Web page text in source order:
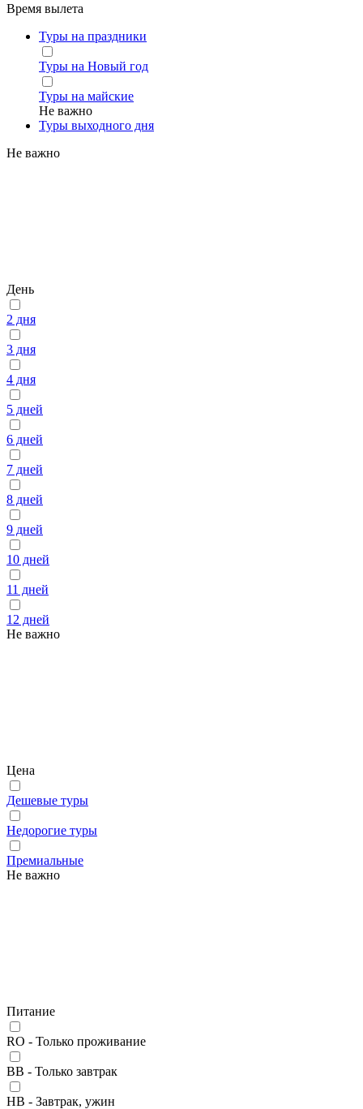
Время вылета
Туры на праздники
Туры на Новый год
Туры на майские
Не важно
Туры выходного дня
Не важно
День
2 дня
3 дня
4 дня
5 дней
6 дней
7 дней
8 дней
9 дней
10 дней
11 дней
12 дней
Не важно
Цена
Дешевые туры
Недорогие туры
Премиальные
Не важно
Питание
RO - Только проживание
BB - Только завтрак
HB - Завтрак, ужин